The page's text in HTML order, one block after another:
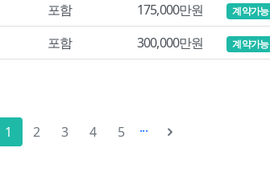
포함 175,000만원 계약가능
포함 300,000만원 계약가능
1 2 3 4 5 ...